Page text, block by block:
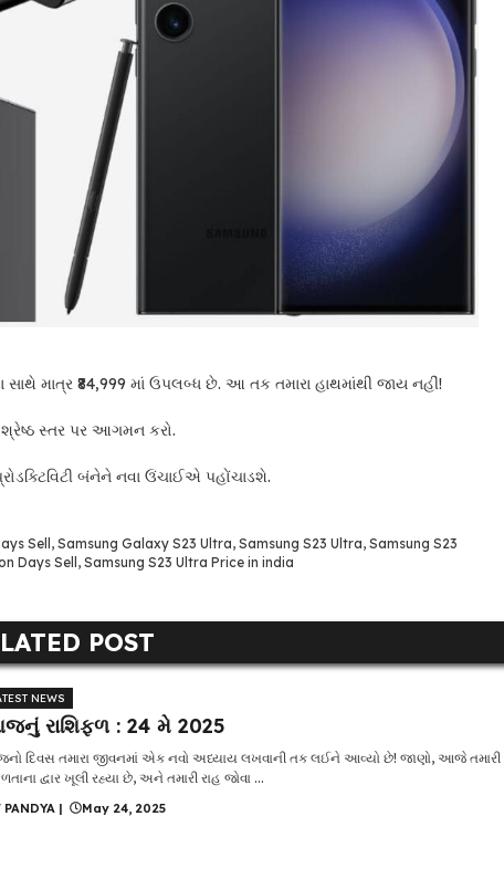
સાથે માત્ર ₹84,999 માં ઉપલબ્ધ છે. આ તક તમારા હાથમાંથી જાય નહીં!
સ્તર પર આગમન કરો.
બંનેને નવા ઉંચાઈએ પહોંચાડશે.
Sell ,Samsung Galaxy S23 Ultra,Samsung S23 Ultra,Samsung S23
Days Sell , Samsung S23 Ultra Price in india
POST
NEWS
રાશિફળ : 24 મે 2025
દિવસ તમારા જીવનમાં એક નવો અધ્યાય લખવાની તક લઈને આવ્યો છે! જાણો, આજે તમારી
દ્વાર ખૂલી રહ્યા છે, અને તમારી રાહ જોવા ...
PANDYA | May 24, 2025